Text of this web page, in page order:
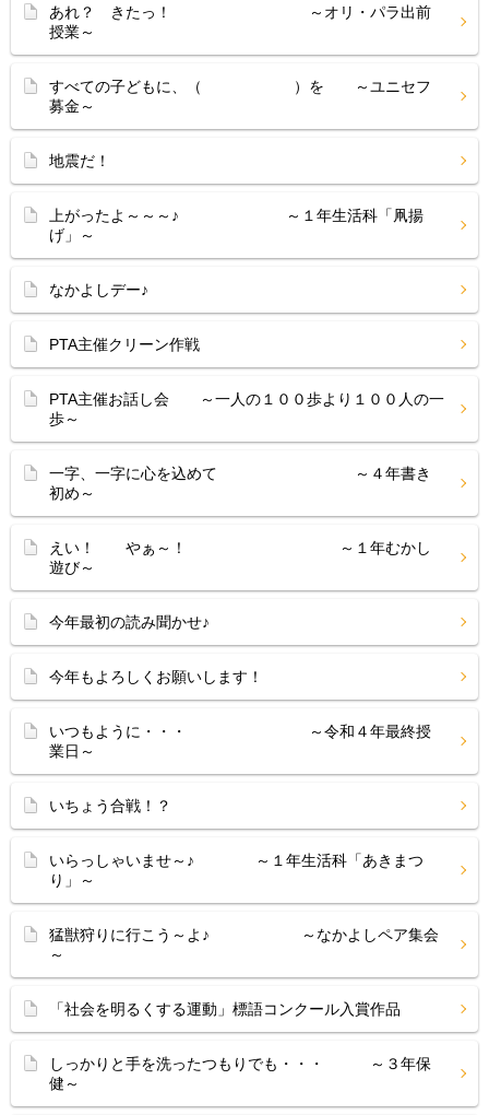
あれ？ きたっ！ ～オリ・パラ出前
授業～
すべての子どもに、（ ）を ～ユニセフ
募金～
地震だ！
上がったよ～～～♪ ～１年生活科「凧揚
げ」～
なかよしデー♪
PTA主催クリーン作戦
PTA主催お話し会 ～一人の１００歩より１００人の一
歩～
一字、一字に心を込めて ～４年書き
初め～
えい！ やぁ～！ ～１年むかし
遊び～
今年最初の読み聞かせ♪
今年もよろしくお願いします！
いつもように・・・ ～令和４年最終授
業日～
いちょう合戦！？
いらっしゃいませ～♪ ～１年生活科「あきまつ
り」～
猛獣狩りに行こう～よ♪ ～なかよしペア集会
～
「社会を明るくする運動」標語コンクール入賞作品
しっかりと手を洗ったつもりでも・・・ ～３年保
健～